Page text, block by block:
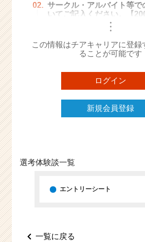
ト
チ
ャ
リ
r
02. サークル・アルバイト等で
いてご記入ください。【
・・・
この情報はチアキャリアに登録
ることが可能です
ログイン
新規会員登録
選考体験談一覧
エントリーシート
一覧に戻る